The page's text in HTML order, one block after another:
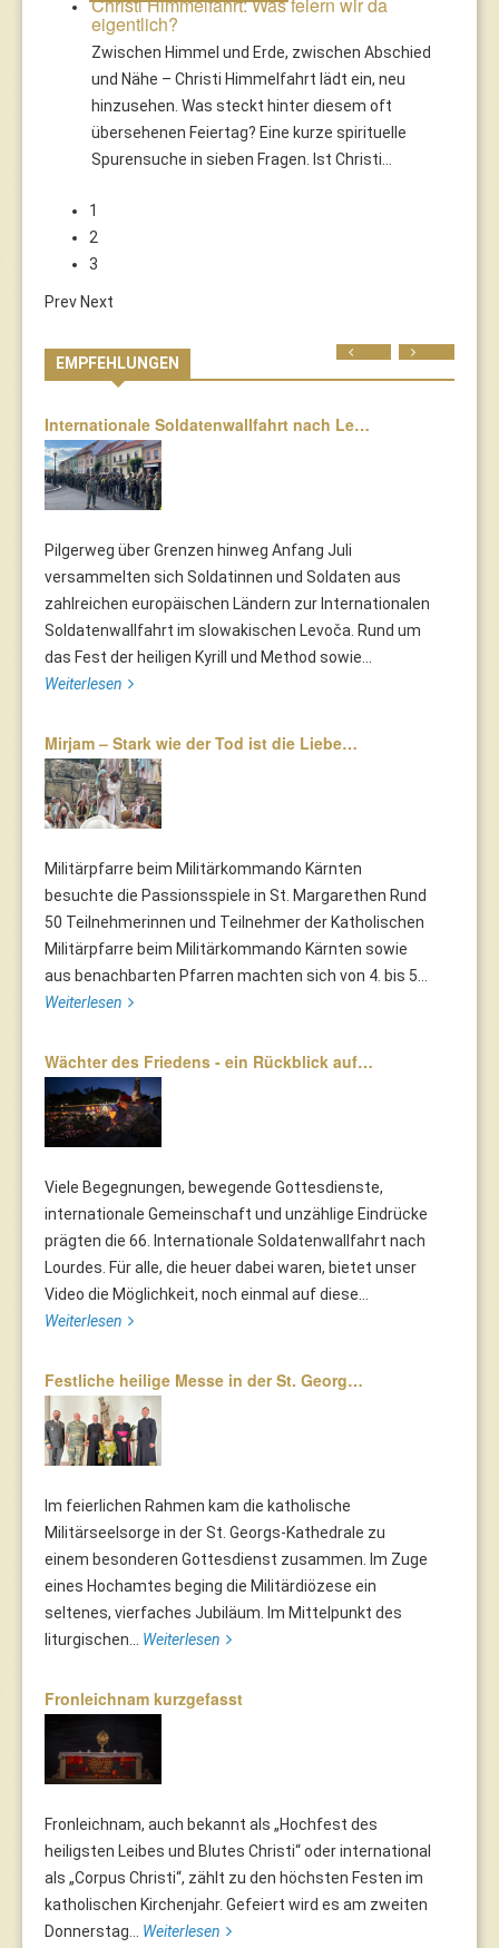
Christi Himmelfahrt: Was feiern wir da
eigentlich?
Zwischen Himmel und Erde, zwischen Abschied
und Nähe – Christi Himmelfahrt lädt ein, neu
hinzusehen. Was steckt hinter diesem oft
übersehenen Feiertag? Eine kurze spirituelle
Spurensuche in sieben Fragen. Ist Christi…
1
2
3
Prev Next
EMPFEHLUNGEN
Internationale Soldatenwallfahrt nach Le…
Pilgerweg über Grenzen hinweg Anfang Juli
versammelten sich Soldatinnen und Soldaten aus
zahlreichen europäischen Ländern zur Internationalen
Soldatenwallfahrt im slowakischen Levoča. Rund um
das Fest der heiligen Kyrill und Method sowie...
Weiterlesen
Mirjam – Stark wie der Tod ist die Liebe…
Militärpfarre beim Militärkommando Kärnten
besuchte die Passionsspiele in St. Margarethen Rund
50 Teilnehmerinnen und Teilnehmer der Katholischen
Militärpfarre beim Militärkommando Kärnten sowie
aus benachbarten Pfarren machten sich von 4. bis 5...
Weiterlesen
Wächter des Friedens - ein Rückblick auf…
Viele Begegnungen, bewegende Gottesdienste,
internationale Gemeinschaft und unzählige Eindrücke
prägten die 66. Internationale Soldatenwallfahrt nach
Lourdes. Für alle, die heuer dabei waren, bietet unser
Video die Möglichkeit, noch einmal auf diese...
Weiterlesen
Festliche heilige Messe in der St. Georg…
Im feierlichen Rahmen kam die katholische
Militärseelsorge in der St. Georgs-Kathedrale zu
einem besonderen Gottesdienst zusammen. Im Zuge
eines Hochamtes beging die Militärdiözese ein
seltenes, vierfaches Jubiläum. Im Mittelpunkt des
liturgischen... Weiterlesen
Fronleichnam kurzgefasst
Fronleichnam, auch bekannt als „Hochfest des
heiligsten Leibes und Blutes Christi“ oder international
als „Corpus Christi“, zählt zu den höchsten Festen im
katholischen Kirchenjahr. Gefeiert wird es am zweiten
Donnerstag... Weiterlesen